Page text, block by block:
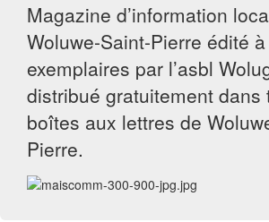
Magazine d’information
Woluwe-Saint-Pierre édité
exemplaires par l’asbl
distribué gratuitement dans
boîtes aux lettres de
Pierre.